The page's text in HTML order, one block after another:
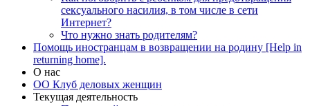
сексуального насилия, в том числе в сети
Интернет?
Что нужно знать родителям?
Помощь иностранцам в возвращении на родину [Help in
returning home].
О нас
ОО Клуб деловых женщин
Текущая деятельность